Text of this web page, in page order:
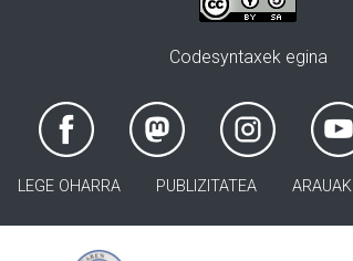
Codesyntaxek egina
LEGE OHARRA PUBLIZITATEA ARAUAK